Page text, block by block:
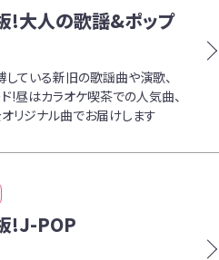
!大人の歌謡&ポップ
している新旧の歌謡曲や演歌、
!昼はカラオケ喫茶での人気曲、
リジナル曲でお届けします
!J-POP